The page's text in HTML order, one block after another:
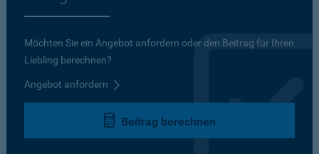
Möchten Sie ein Angebot anfordern oder den Beitrag für Ihren
Liebling berechnen?
Angebot anfordern
Beitrag berechnen